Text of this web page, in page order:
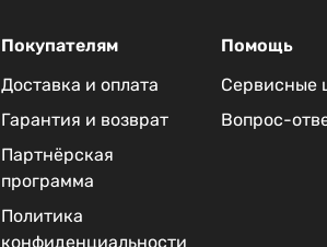
Покупателям
Доставка и оплата
Гарантия и возврат
Партнёрская
программа
Политика
конфиденциальности
Помощь
Сервисные
Вопрос-